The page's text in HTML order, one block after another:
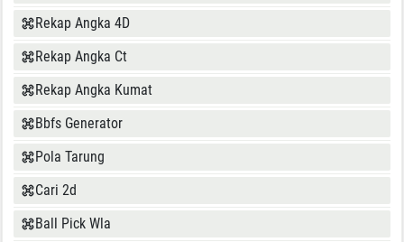
Rekap Angka 4D
Rekap Angka Ct
Rekap Angka Kumat
Bbfs Generator
Pola Tarung
Cari 2d
Ball Pick Wla